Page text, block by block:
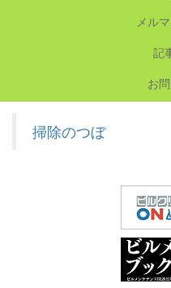
メル
記
お
掃除のつぼ